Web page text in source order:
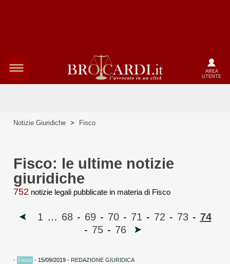
AREA
UTENTE
Notizie Giuridiche > Fisco
Fisco: le ultime notizie
giuridiche
752 notizie legali pubblicate in materia di Fisco
1 … 68 - 69 - 70 - 71 - 72 - 73 - 74
- 75 - 76
• Fisco - 15/09/2019 - REDAZIONE GIURIDICA